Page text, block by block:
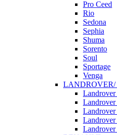
Pro Ceed
Rio
Sedona
Sephia
Shuma
Sorento
Soul
Sportage
Venga
LANDROVER/
Landrover
Landrover